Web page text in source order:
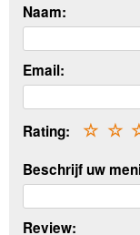
Naam:
Email:
Rating: ☆
☆
Beschrijf uw
Review: